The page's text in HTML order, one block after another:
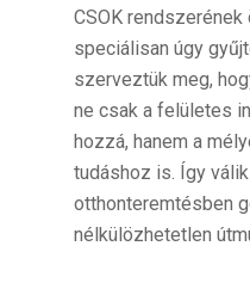
CSOK
speciálisan úgy
szerveztük meg,
ne csak a felületes
hozzá, hanem a
tudáshoz is. Így
otthonteremtésben
nélkülözhetetlen